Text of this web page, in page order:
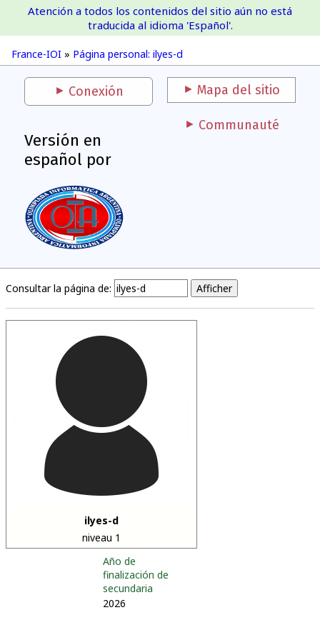
France-IOI
France-IOI » Página personal: ilyes-d
Atención a todos los contenidos del sitio aún no está
traducida al idioma 'Español'.
Conexión Mapa del sitio
Versión en
español por
Communauté
Consultar la página de:
ilyes-d
niveau 1
Año de
finalización de
secundaria
2026